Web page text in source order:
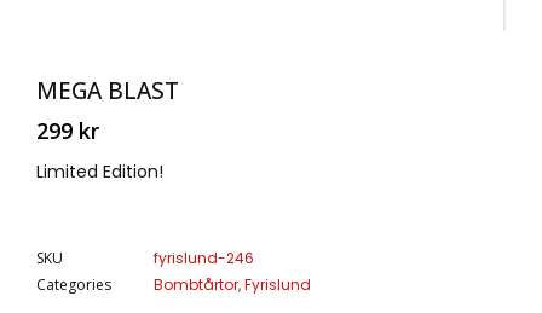
MEGA BLAST
299 kr
Limited Edition!
SKU
fyrislund-246
Categories
Bombtårtor,Fyrislund